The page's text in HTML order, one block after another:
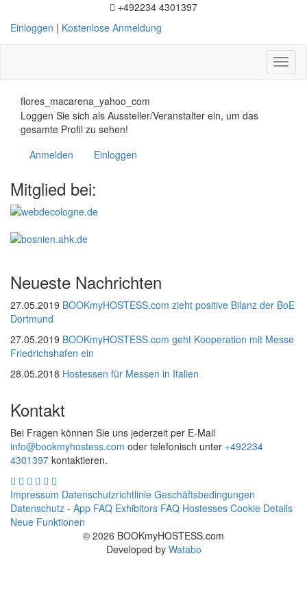
+492234 4301397
Einloggen | Kostenlose Anmeldung
flores_macarena_yahoo_com
Loggen Sie sich als Aussteller/Veranstalter ein, um das
gesamte Profil zu sehen!
Anmelden
Einloggen
Mitglied bei:
Neueste Nachrichten
27.05.2019 BOOKmyHOSTESS.com zieht positive Bilanz der BoE
Dortmund
27.05.2019 BOOKmyHOSTESS.com geht Kooperation mit Messe
Friedrichshafen ein
28.05.2018 Hostessen für Messen in Italien
Kontakt
Bei Fragen können Sie uns jederzeit per E-Mail
info@bookmyhostess.com oder telefonisch unter +492234
4301397 kontaktieren.
Impressum Datenschutzrichtlinie Geschäftsbedingungen
Datenschutz - App FAQ Exhibitors FAQ Hostesses Cookie Details
Neue Funktionen
© 2026 BOOKmyHOSTESS.com
Developed by Watabo